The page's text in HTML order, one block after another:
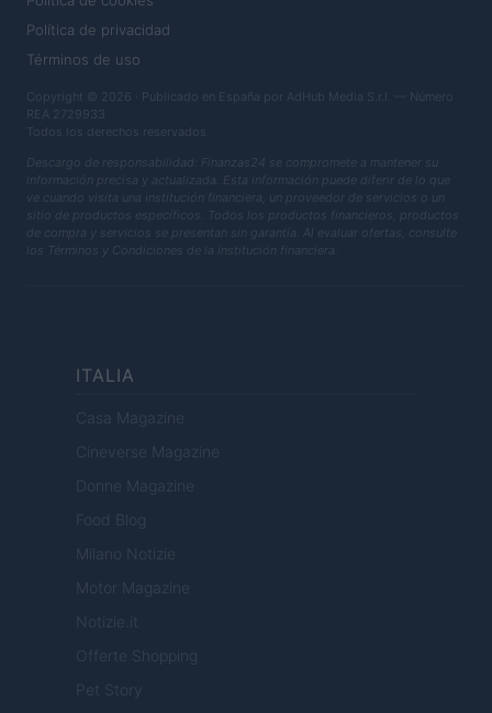
Política de privacidad
Términos de uso
Copyright © 2026 · Publicado en España por AdHub Media S.r.l. — Número
REA 2729933
Todos los derechos reservados
Descargo de responsabilidad: Finanzas24 se compromete a mantener su
información precisa y actualizada. Esta información puede diferir de lo que
ve cuando visita una institución financiera, un proveedor de servicios o un
sitio de productos específicos. Todos los productos financieros, productos
de compra y servicios se presentan sin garantía. Al evaluar ofertas, consulte
los Términos y Condiciones de la institución financiera.
ITALIA
Casa Magazine
Cineverse Magazine
Donne Magazine
Food Blog
Milano Notizie
Motor Magazine
Notizie.it
Offerte Shopping
Pet Story